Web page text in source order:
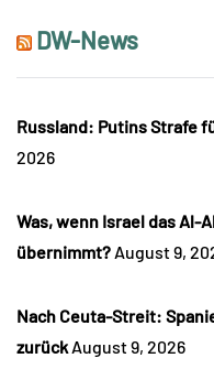
DW-News
Russland: Putins Strafe
2026
Was, wenn Israel das Al-
übernimmt? August 9,
Nach Ceuta-Streit:
zurück August 9, 2026